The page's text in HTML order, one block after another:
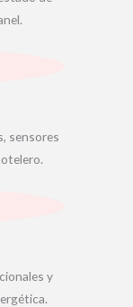
sensores
y